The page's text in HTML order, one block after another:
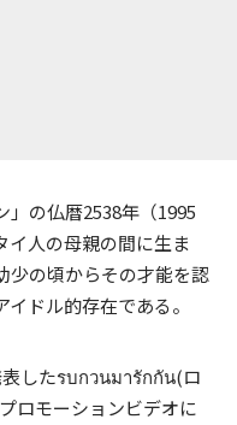
」の仏暦2538年（1995
イ人の母親の間に生ま
少の頃からその才能を認
ドル的存在である。
したรบกวนมารักกัน(ロ
ロモーションビデオに